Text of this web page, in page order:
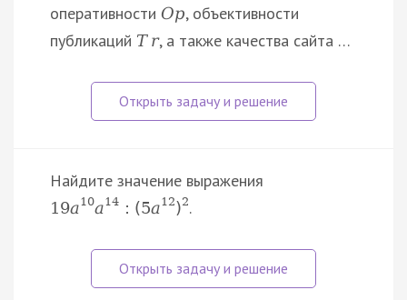
оперативности Op, объективности
публикаций T r, а также качества сайта …
Найдите значение выражения
19a10a14 : (5a12)2.